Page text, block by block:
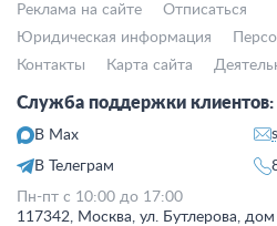
Реклама на сайте
Отписаться
Юридическая информация
Контакты
Карта сайта
Служба поддержки клиентов:
В Max
В Телеграм
Пн-пт с 10:00 до 17:00
117342, Москва, ул. Бутлерова,